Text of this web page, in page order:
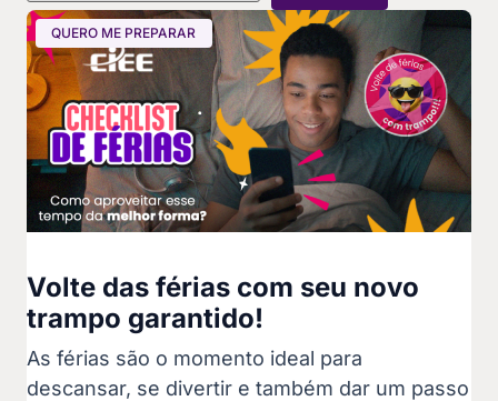
QUERO ME PREPARAR
Volte das férias com seu novo
trampo garantido!
As férias são o momento ideal para
descansar, se divertir e também dar um passo